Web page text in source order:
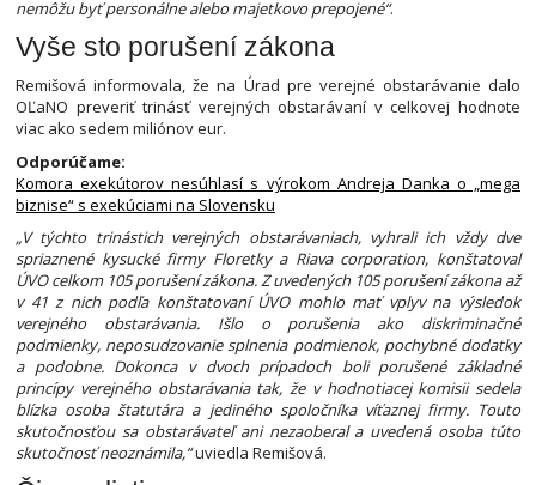
nemôžu byť personálne alebo majetkovo prepojené“.
Vyše sto porušení zákona
Remišová informovala, že na Úrad pre verejné obstarávanie dalo
OĽaNO preveriť trinásť verejných obstarávaní v celkovej hodnote
viac ako sedem miliónov eur.
Odporúčame:
Komora exekútorov nesúhlasí s výrokom Andreja Danka o „mega
biznise“ s exekúciami na Slovensku
„V týchto trinástich verejných obstarávaniach, vyhrali ich vždy dve
spriaznené kysucké firmy Floretky a Riava corporation, konštatoval
ÚVO celkom 105 porušení zákona. Z uvedených 105 porušení zákona až
v 41 z nich podľa konštatovaní ÚVO mohlo mať vplyv na výsledok
verejného obstarávania. Išlo o porušenia ako diskriminačné
podmienky, neposudzovanie splnenia podmienok, pochybné dodatky
a podobne. Dokonca v dvoch prípadoch boli porušené základné
princípy verejného obstarávania tak, že v hodnotiacej komisii sedela
blízka osoba štatutára a jediného spoločníka víťaznej firmy. Touto
skutočnosťou sa obstarávateľ ani nezaoberal a uvedená osoba túto
skutočnosť neoznámila,“uviedla Remišová.